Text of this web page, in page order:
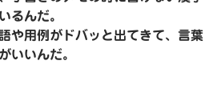
るんだ。
や用例がドバッと出てきて、言葉
いいんだ。